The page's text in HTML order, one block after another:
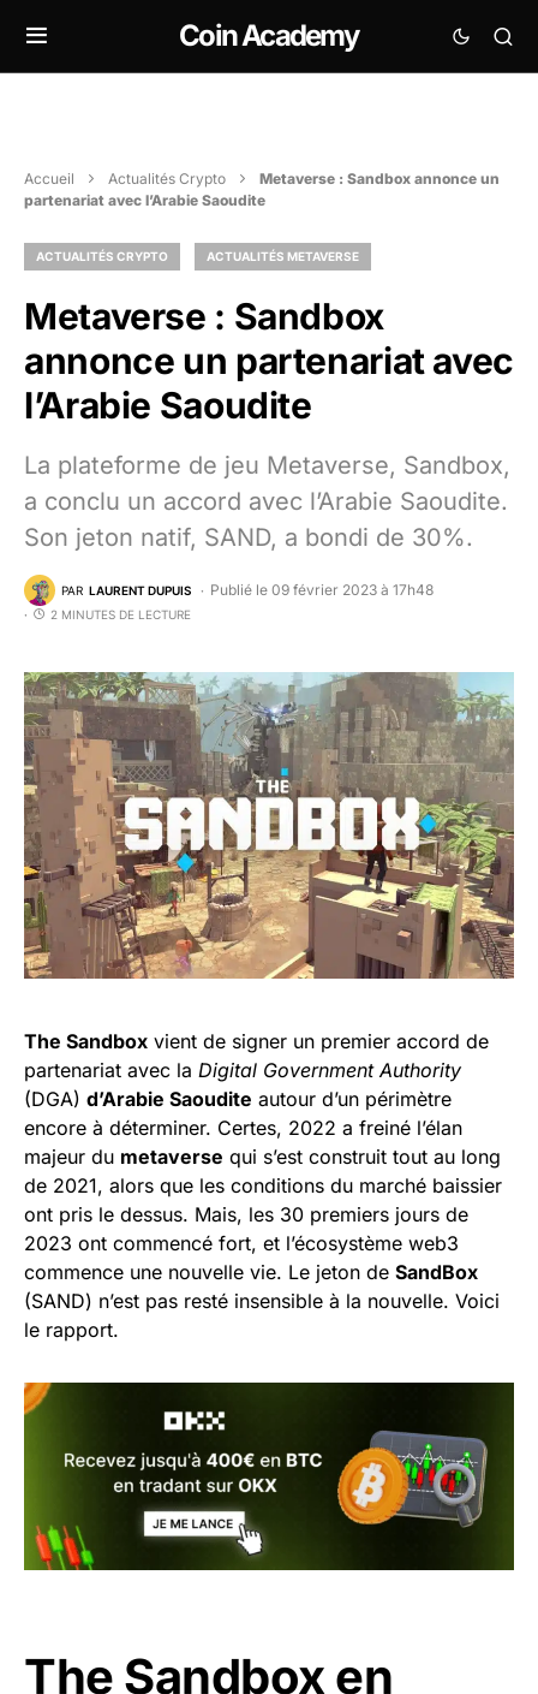
Coin Academy
Accueil Actualités Crypto
Metaverse : Sandbox annonce un
partenariat avec l’Arabie Saoudite
ACTUALITÉS CRYPTO ACTUALITÉS METAVERSE
Metaverse : Sandbox
annonce un partenariat avec
l’Arabie Saoudite
La plateforme de jeu Metaverse, Sandbox,
a conclu un accord avec l’Arabie Saoudite.
Son jeton natif, SAND, a bondi de 30%.
PAR LAURENT DUPUIS Publié le 09 février 2023 à 17h48
2 MINUTES DE LECTURE
The Sandbox vient de signer un premier accord de
partenariat avec la Digital Government Authority
(DGA) d’Arabie Saoudite autour d’un périmètre
encore à déterminer. Certes, 2022 a freiné l’élan
majeur du metaverse qui s’est construit tout au long
de 2021, alors que les conditions du marché baissier
ont pris le dessus. Mais, les 30 premiers jours de
2023 ont commencé fort, et l’écosystème web3
commence une nouvelle vie. Le jeton de SandBox
(SAND) n’est pas resté insensible à la nouvelle. Voici
le rapport.
The Sandbox en